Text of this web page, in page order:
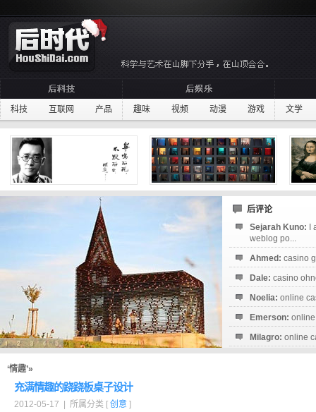
科技 互联网 产品 趣味 视频 动漫 游戏 文学
后评论
Sejarah Kuno:
weblog po...
Ahmed: casino
Dale: casino
Noelia: online
Emerson:
Milagro: online
‘情趣’»
充满情趣的跷跷板桌子设计
2012-05-17 | 所属分类 [ 创意 ]